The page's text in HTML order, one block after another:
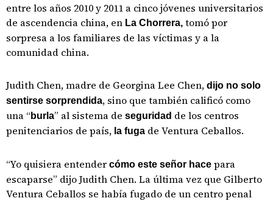
entre los años 2010 y 2011 a cinco jóvenes universitarios
de ascendencia china, en La Chorrera, tomó por
sorpresa a los familiares de las víctimas y a la
comunidad china.
Judith Chen, madre de Georgina Lee Chen, dijo no solo
sentirse sorprendida, sino que también calificó como
una “burla” al sistema de seguridad de los centros
penitenciarios de país, la fuga de Ventura Ceballos.
“Yo quisiera entender cómo este señor hace para
escaparse” dijo Judith Chen. La última vez que Gilberto
Ventura Ceballos se había fugado de un centro penal